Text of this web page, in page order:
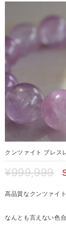
クンツァイト ブレス
¥999,999
高品質なクンツァイ
なんとも言えない色